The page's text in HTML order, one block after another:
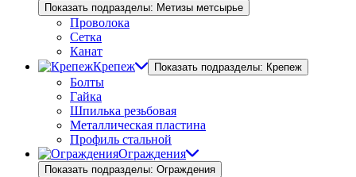
Показать подразделы: Метизы метсырье
Проволока
Сетка
Канат
Крепеж
Показать подразделы: Крепеж
Болты
Гайка
Шпилька резьбовая
Металлическая пластина
Профиль стальной
Ограждения
Показать подразделы: Ограждения